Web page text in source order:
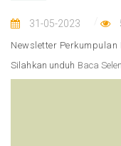
31-05-2023
Newsletter Perkumpulan
Silahkan unduh Baca